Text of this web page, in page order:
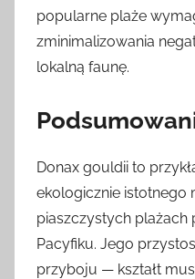
popularne plaże
zminimalizowania
lokalną faunę.
Donax gouldii to
ekologicznie istotnego
piaszczystych plażach
Pacyfiku. Jego
przyboju — kształt